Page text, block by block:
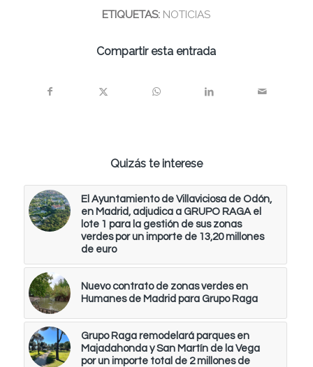
ETIQUETAS: NOTICIAS
Compartir esta entrada
Quizás te interese
El Ayuntamiento de Villaviciosa de Odón,
en Madrid, adjudica a GRUPO RAGA el
lote 1 para la gestión de sus zonas
verdes por un importe de 13,20 millones
de euro
Nuevo contrato de zonas verdes en
Humanes de Madrid para Grupo Raga
Grupo Raga remodelará parques en
Majadahonda y San Martín de la Vega
por un importe total de 2 millones de